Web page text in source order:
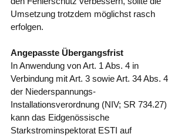
Umsetzung trotzdem möglichst rasch
erfolgen.
Angepasste Übergangsfrist
In Anwendung von Art. 1 Abs. 4 in
Verbindung mit Art. 3 sowie Art. 34 Abs. 4
der Niederspannungs-
Installationsverordnung (NIV; SR 734.27)
kann das Eidgenössische
Starkstrominspektorat ESTI auf